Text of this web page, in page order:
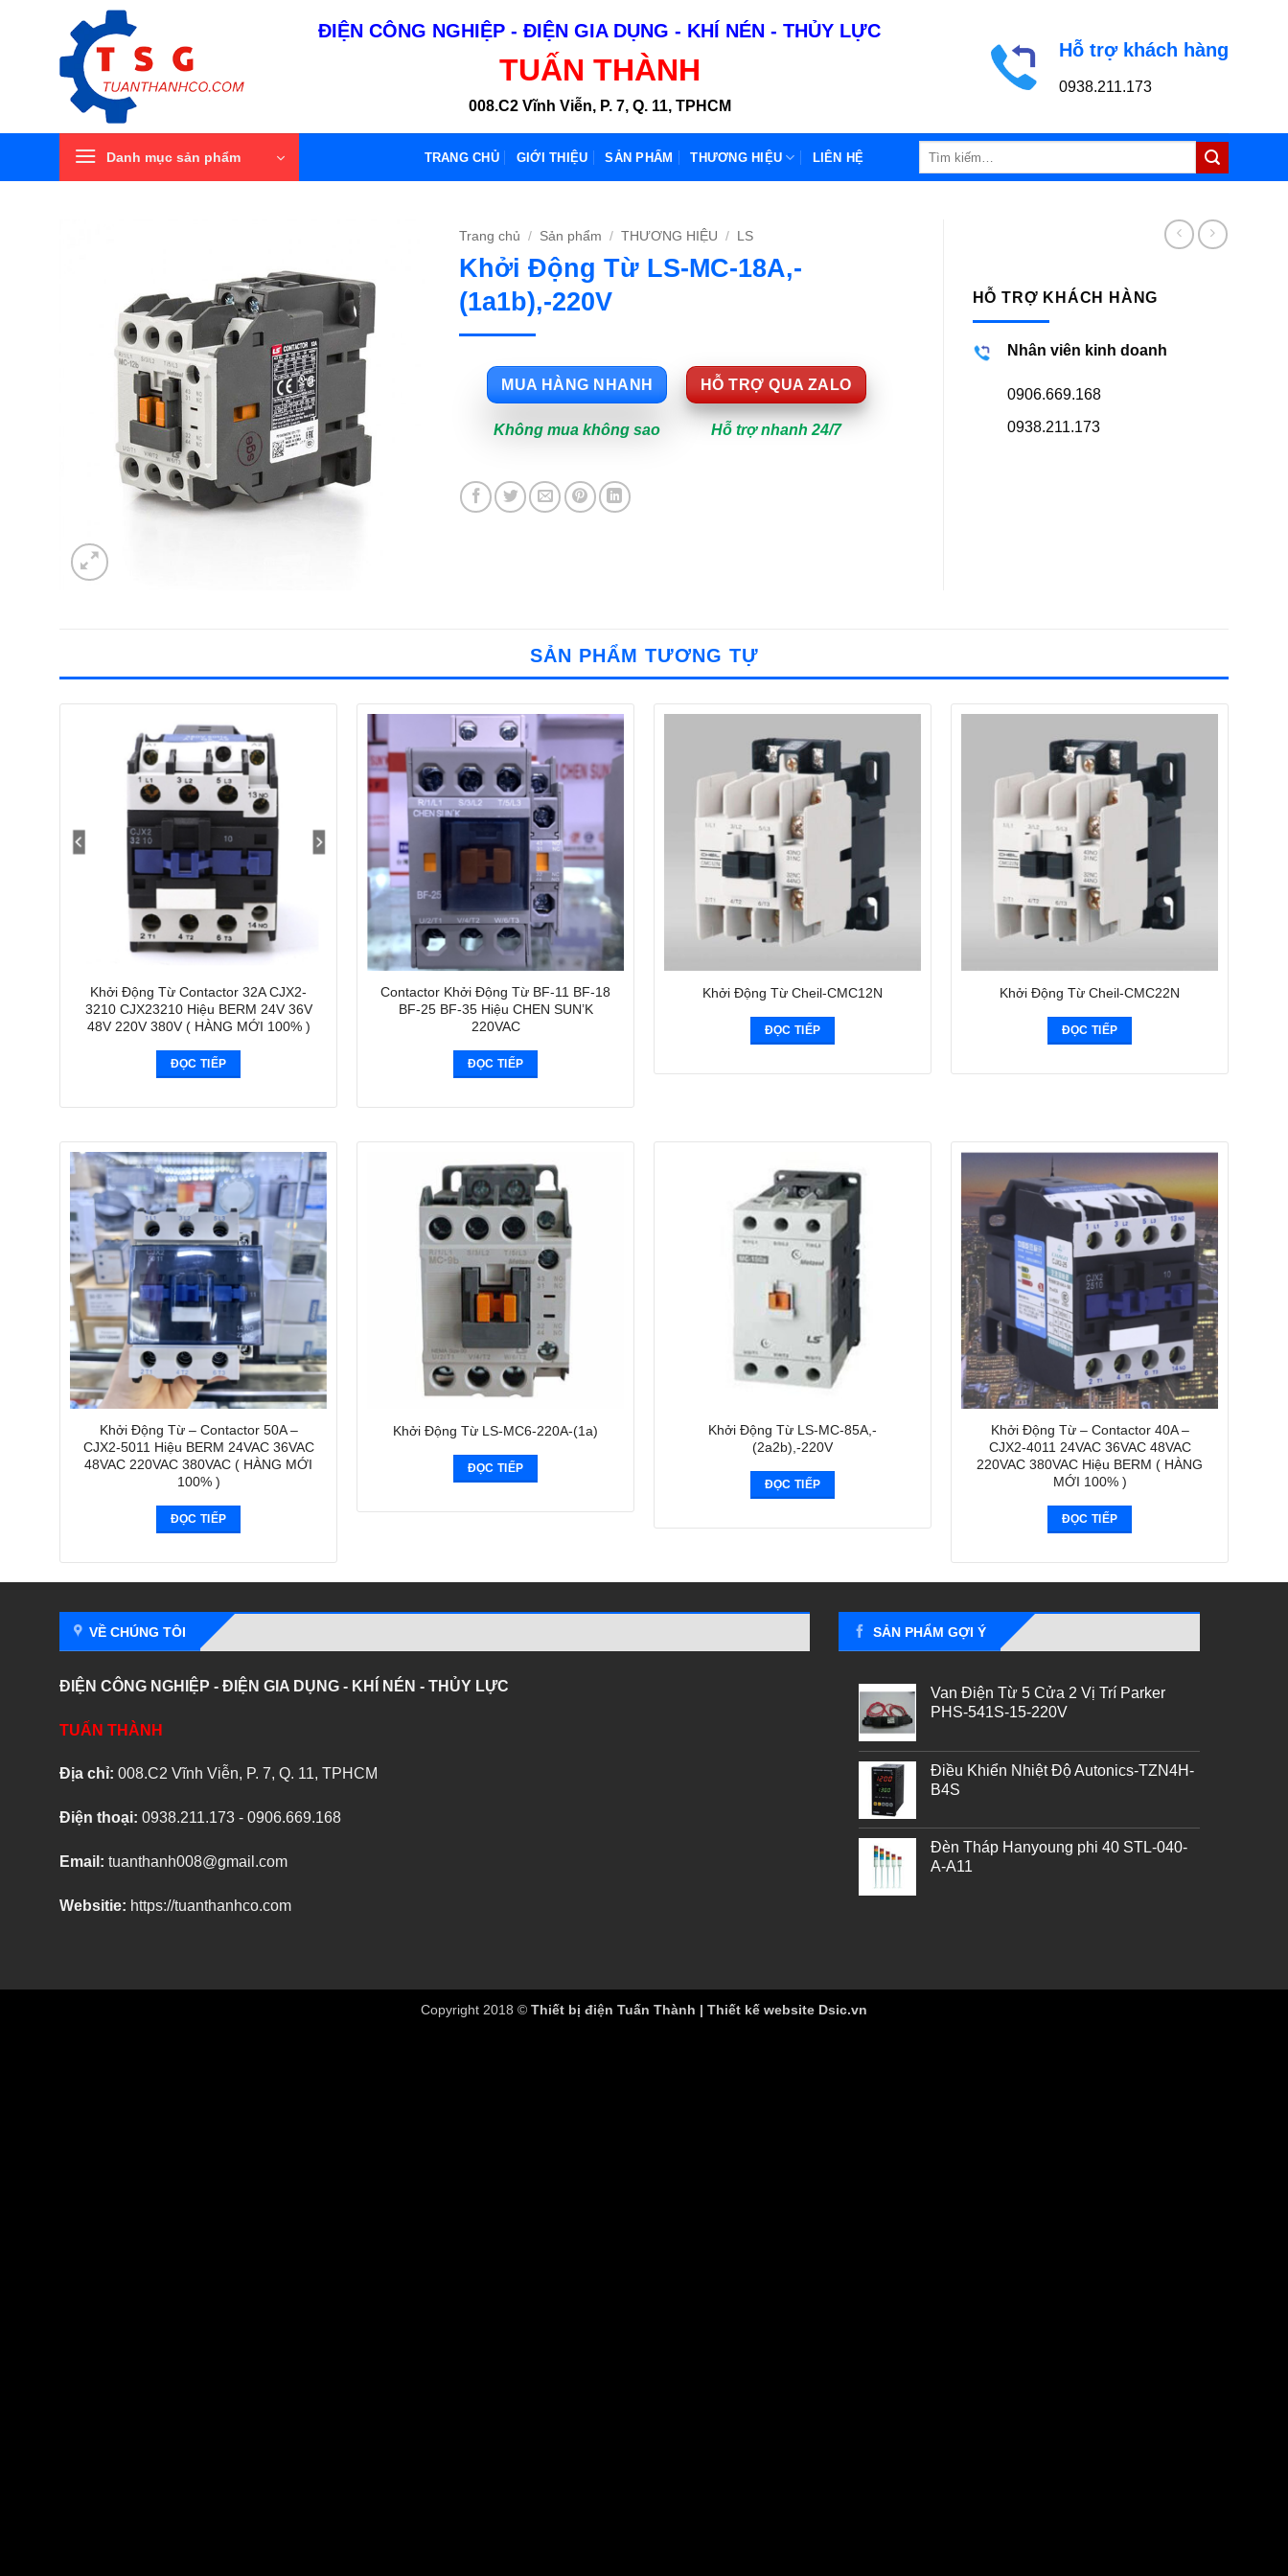
ĐIỆN CÔNG NGHIỆP - ĐIỆN GIA DỤNG - KHÍ NÉN - THỦY LỰC
TUẤN THÀNH
008.C2 Vĩnh Viễn, P. 7, Q. 11, TPHCM
Hỗ trợ khách hàng
0938.211.173
Danh mục sản phẩm TRANG CHỦ GIỚI THIỆU SẢN PHẨM THƯƠNG HIỆU LIÊN HỆ
Trang chủ / Sản phẩm / THƯƠNG HIỆU / LS
Khởi Động Từ LS-MC-18A,-
(1a1b),-220V
MUA HÀNG NHANH
Không mua không sao
HỖ TRỢ QUA ZALO
Hỗ trợ nhanh 24/7
HỖ TRỢ KHÁCH HÀNG
Nhân viên kinh doanh
0906.669.168
0938.211.173
SẢN PHẨM TƯƠNG TỰ
Khởi Động Từ Contactor 32A CJX2-
3210 CJX23210 Hiệu BERM 24V 36V
48V 220V 380V ( HÀNG MỚI 100% )
ĐỌC TIẾP
Contactor Khởi Động Từ BF-11 BF-18
BF-25 BF-35 Hiệu CHEN SUN’K
220VAC
ĐỌC TIẾP
Khởi Động Từ Cheil-CMC12N
ĐỌC TIẾP
Khởi Động Từ Cheil-CMC22N
ĐỌC TIẾP
Khởi Động Từ – Contactor 50A –
CJX2-5011 Hiệu BERM 24VAC 36VAC
48VAC 220VAC 380VAC ( HÀNG MỚI
100% )
ĐỌC TIẾP
Khởi Động Từ LS-MC6-220A-(1a)
ĐỌC TIẾP
Khởi Động Từ LS-MC-85A,-
(2a2b),-220V
ĐỌC TIẾP
Khởi Động Từ – Contactor 40A –
CJX2-4011 24VAC 36VAC 48VAC
220VAC 380VAC Hiệu BERM ( HÀNG
MỚI 100% )
ĐỌC TIẾP
VỀ CHÚNG TÔI
ĐIỆN CÔNG NGHIỆP - ĐIỆN GIA DỤNG - KHÍ NÉN - THỦY LỰC
TUẤN THÀNH
Địa chỉ: 008.C2 Vĩnh Viễn, P. 7, Q. 11, TPHCM
Điện thoại: 0938.211.173 - 0906.669.168
Email: tuanthanh008@gmail.com
Websitie: https://tuanthanhco.com
SẢN PHẨM GỢI Ý
Van Điện Từ 5 Cửa 2 Vị Trí Parker
PHS-541S-15-220V
Điều Khiển Nhiệt Độ Autonics-TZN4H-
B4S
Đèn Tháp Hanyoung phi 40 STL-040-
A-A11
Copyright 2018 © Thiết bị điện Tuấn Thành | Thiết kế website Dsic.vn